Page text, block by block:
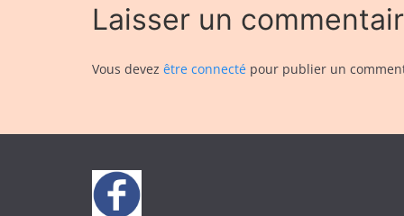
Laisser un
Vous devez être connecté pour publier un